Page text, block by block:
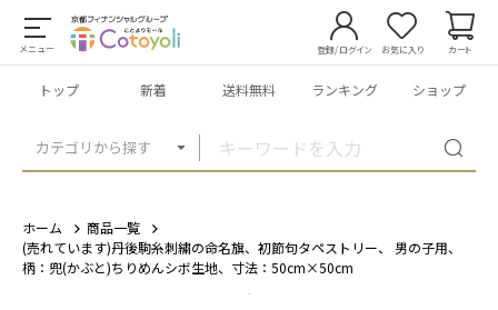
メニュー
カテゴリから探す
登録/ログイン お気に入り カート
トップ 新着 送料無料 ランキング ショップ
ホーム
商品一覧
(売れています)丹後駒糸刺繍の命名旗、初節句タペストリー、 男の子用、
柄：兜(かぶと)ちりめんシボ生地、寸法：50cm×50cm